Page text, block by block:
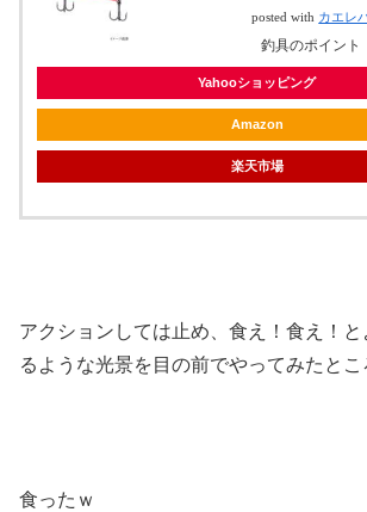
posted with カエレ
釣具のポイント
Yahooショッピング
Amazon
楽天市場
アクションしては止め、食え！食え！
るような光景を目の前でやってみたとこ
食ったｗ